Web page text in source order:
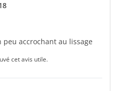
accrochant au lissage
cet avis utile.